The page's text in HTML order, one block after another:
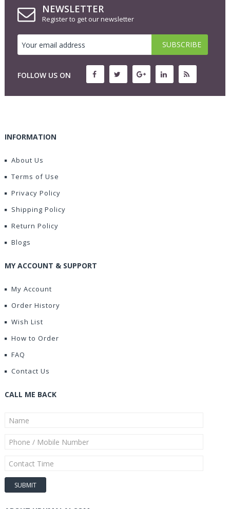
NEWSLETTER
Register to get our newsletter
FOLLOW US ON
INFORMATION
About Us
Terms of Use
Privacy Policy
Shipping Policy
Return Policy
Blogs
MY ACCOUNT & SUPPORT
My Account
Order History
Wish List
How to Order
FAQ
Contact Us
CALL ME BACK